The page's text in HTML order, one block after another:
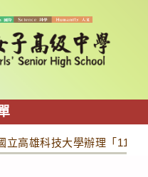
立高雄科技大學辦理「111